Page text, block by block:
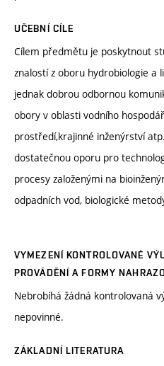
UČEBNÍ CÍLE
Cílem předmětu je poskytnout
znalostí z oboru hydrobiologie a
jednak dobrou odbornou
obory v oblasti vodního
prostředí,krajinné inženýrství
dostatečnou oporu pro
procesy založenými na
odpadních vod, biologické
VYMEZENÍ KONTROLOVANÉ
PROVÁDĚNÍ A FORMY
Nebrobíhá žádná kontrolovaná
nepovinné.
ZÁKLADNÍ LITERATURA